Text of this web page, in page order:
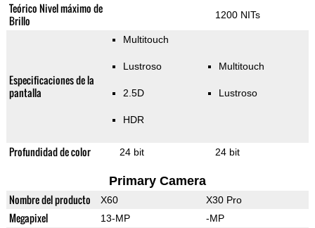
Teórico Nivel máximo de
Brillo
1200 NITs
Especificaciones de la
pantalla
Multitouch
Lustroso
2.5D
HDR
Multitouch
Lustroso
Profundidad de color 24 bit 24 bit
Primary Camera
Nombre del producto X60 X30 Pro
Megapixel 13-MP -MP